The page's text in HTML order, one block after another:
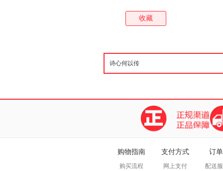
收藏
购物指南
购买流程
支付方式
网上支付
订
配送